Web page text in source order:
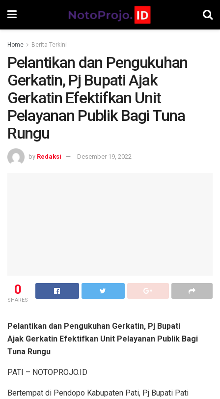
Home Berita Terkini
Pelantikan dan Pengukuhan
Gerkatin, Pj Bupati Ajak
Gerkatin Efektifkan Unit
Pelayanan Publik Bagi Tuna
Rungu
by Redaksi Desember 19, 2022
0
SHARES
Pelantikan dan Pengukuhan Gerkatin, Pj Bupati
Ajak Gerkatin Efektifkan Unit Pelayanan Publik Bagi
Tuna Rungu
PATI – NOTOPROJO.ID
Bertempat di Pendopo Kabupaten Pati, Pj Bupati Pati